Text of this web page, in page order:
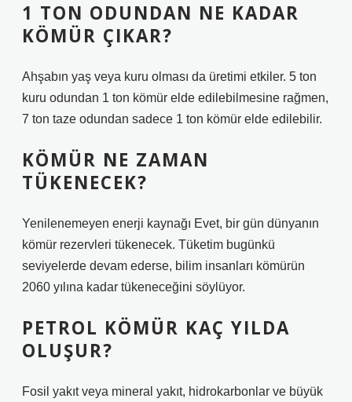
1 TON ODUNDAN NE KADAR
KÖMÜR ÇIKAR?
Ahşabın yaş veya kuru olması da üretimi etkiler. 5 ton
kuru odundan 1 ton kömür elde edilebilmesine rağmen,
7 ton taze odundan sadece 1 ton kömür elde edilebilir.
KÖMÜR NE ZAMAN
TÜKENECEK?
Yenilenemeyen enerji kaynağı Evet, bir gün dünyanın
kömür rezervleri tükenecek. Tüketim bugünkü
seviyelerde devam ederse, bilim insanları kömürün
2060 yılına kadar tükeneceğini söylüyor.
PETROL KÖMÜR KAÇ YILDA
OLUŞUR?
Fosil yakıt veya mineral yakıt, hidrokarbonlar ve büyük